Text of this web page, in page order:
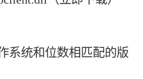
系统和位数相匹配的版